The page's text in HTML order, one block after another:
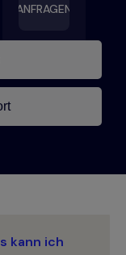
ANFRAGEN
kann ich